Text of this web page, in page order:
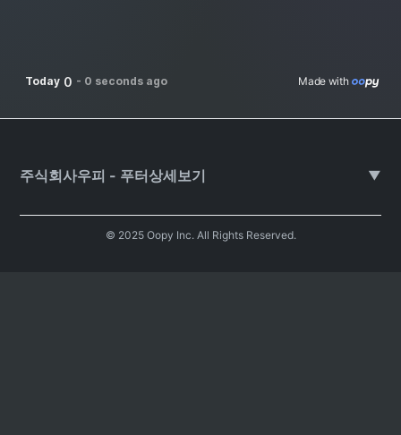
Today 0 - 0 seconds ago Made with
주식회사우피 - 푸터상세보기 ▼
© 2025 Oopy Inc. All Rights Reserved.